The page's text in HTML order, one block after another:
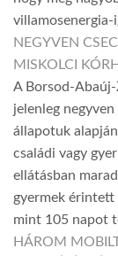
NEGYVEN
MISKOLCI
A Borsod-
jelenleg
állapotuk
családi vagy
ellátásban
gyermek érintett
mint 105 napot
HÁROM